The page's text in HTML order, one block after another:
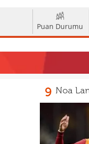
Puan Durumu
9 Noa